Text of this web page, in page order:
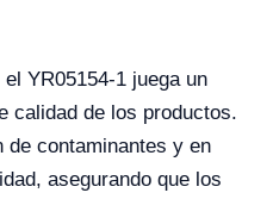
YR05154-1 juega un
calidad de los productos.
de contaminantes y en
asegurando que los